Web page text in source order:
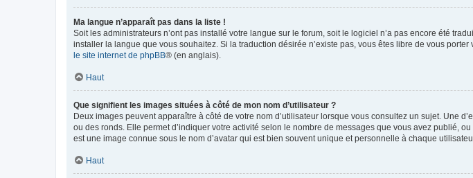
Ma langue n’apparaît pas dans la liste !
Soit les administrateurs n’ont pas installé votre langue sur le forum, soit le logiciel n’a pas encore été
installer la langue que vous souhaitez. Si la traduction désirée n’existe pas, vous êtes libre de vous
le site internet de phpBB® (en anglais).
Haut
Que signifient les images situées à côté de mon nom d’utilisateur ?
Deux images peuvent apparaître à côté de votre nom d’utilisateur lorsque vous consultez un sujet. Une
ou des ronds. Elle permet d’indiquer votre activité selon le nombre de messages que vous avez publié,
est une image connue sous le nom d’avatar qui est bien souvent unique et personnelle à chaque
Haut